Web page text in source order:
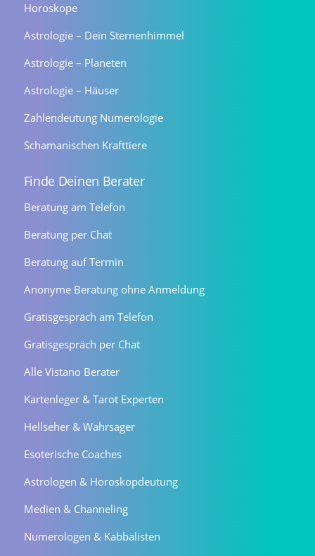
Horoskope
Astrologie – Dein Sternenhimmel
Astrologie – Planeten
Astrologie – Häuser
Zahlendeutung Numerologie
Schamanischen Krafttiere
Finde Deinen Berater
Beratung am Telefon
Beratung per Chat
Beratung auf Termin
Anonyme Beratung ohne Anmeldung
Gratisgespräch am Telefon
Gratisgespräch per Chat
Alle Vistano Berater
Kartenleger & Tarot Experten
Hellseher & Wahrsager
Esoterische Coaches
Astrologen & Horoskopdeutung
Medien & Channeling
Numerologen & Kabbalisten